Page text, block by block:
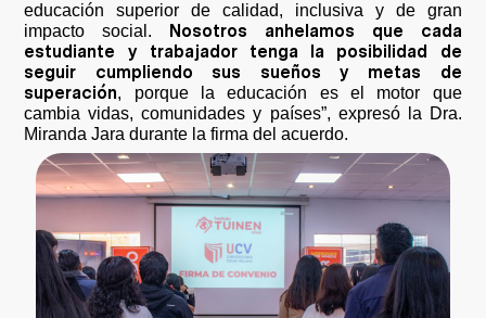
educación superior de calidad, inclusiva y de gran
impacto social. Nosotros anhelamos que cada
estudiante y trabajador tenga la posibilidad de
seguir cumpliendo sus sueños y metas de
superación, porque la educación es el motor que
cambia vidas, comunidades y países”, expresó la Dra.
Miranda Jara durante la firma del acuerdo.